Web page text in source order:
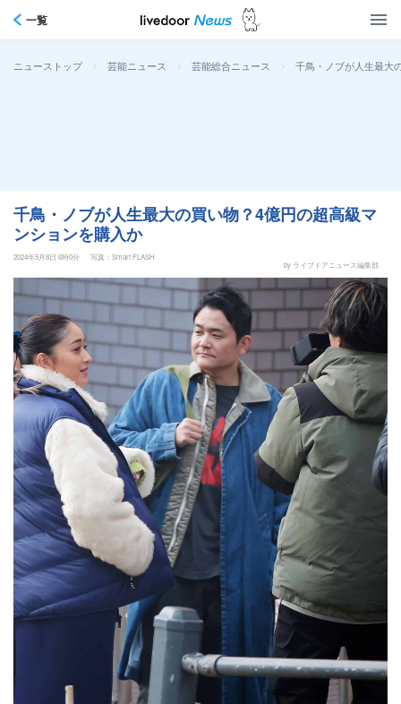
一覧
ニューストップ > 芸能ニュース > 芸能総合ニュース > 千鳥・ノブが人生最大
千鳥・ノブが人生最大の買い物？4億円の超高級マ
ンションを購入か
2024年5月8日 6時0分
写真：Smart FLASH
by ライブドアニュース編集部